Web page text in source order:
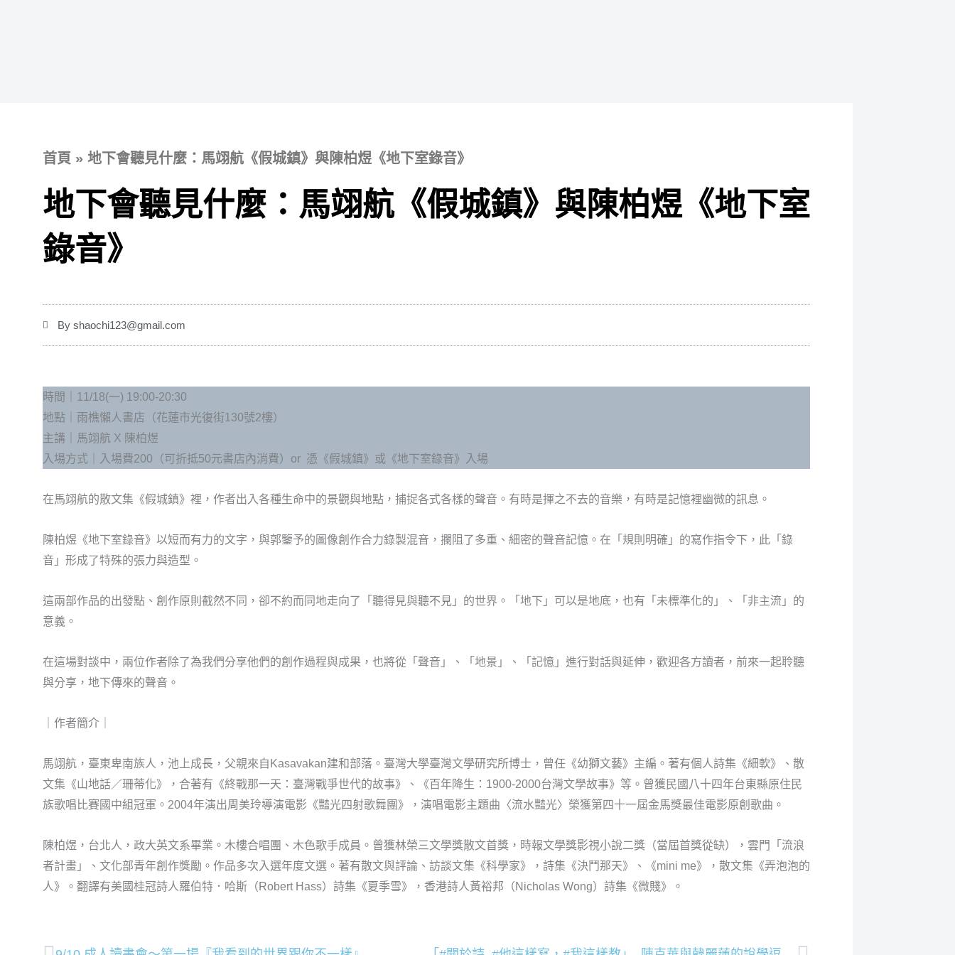
首頁 » 地下會聽見什麼：馬翊航《假城鎮》與陳柏煜《地下室錄音》
地下會聽見什麼：馬翊航《假城鎮》與陳柏煜《地下室
錄音》
By shaochi123@gmail.com
時間｜11/18(一) 19:00-20:30
地點｜雨樵懶人書店（花蓮市光復街130號2樓）
主講｜馬翊航 X 陳柏煜
入場方式｜入場費200（可折抵50元書店內消費）or 憑《假城鎮》或《地下室錄音》入場
在馬翊航的散文集《假城鎮》裡，作者出入各種生命中的景觀與地點，捕捉各式各樣的聲音。有時是揮之不去的音樂，有時是記憶裡幽微的訊息。
陳柏煜《地下室錄音》以短而有力的文字，與郭鑒予的圖像創作合力錄製混音，攔阻了多重、細密的聲音記憶。在「規則明確」的寫作指令下，此「錄
音」形成了特殊的張力與造型。
這兩部作品的出發點、創作原則截然不同，卻不約而同地走向了「聽得見與聽不見」的世界。「地下」可以是地底，也有「未標準化的」、「非主流」的
意義。
在這場對談中，兩位作者除了為我們分享他們的創作過程與成果，也將從「聲音」、「地景」、「記憶」進行對話與延伸，歡迎各方讀者，前來一起聆聽
與分享，地下傳來的聲音。
｜作者簡介｜
馬翊航，臺東卑南族人，池上成長，父親來自Kasavakan建和部落。臺灣大學臺灣文學研究所博士，曾任《幼獅文藝》主編。著有個人詩集《細軟》、散
文集《山地話／珊蒂化》，合著有《終戰那一天：臺灣戰爭世代的故事》、《百年降生：1900-2000台灣文學故事》等。曾獲民國八十四年台東縣原住民
族歌唱比賽國中組冠軍。2004年演出周美玲導演電影《豔光四射歌舞團》，演唱電影主題曲〈流水豔光〉榮獲第四十一屆金馬獎最佳電影原創歌曲。
陳柏煜，台北人，政大英文系畢業。木樓合唱團、木色歌手成員。曾獲林榮三文學獎散文首獎，時報文學獎影視小說二獎（當屆首獎從缺），雲門「流浪
者計畫」、文化部青年創作獎勵。作品多次入選年度文選。著有散文與評論、訪談文集《科學家》，詩集《決鬥那天》、《mini me》，散文集《弄泡泡的
人》。翻譯有美國桂冠詩人羅伯特．哈斯（Robert Hass）詩集《夏季雪》，香港詩人黃裕邦（Nicholas Wong）詩集《微賤》。